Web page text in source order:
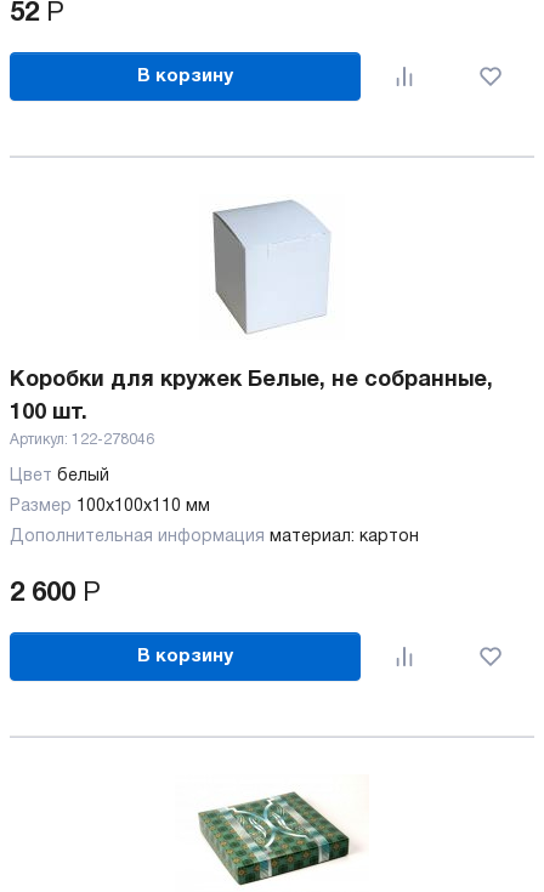
52 Р
В корзину
Коробки для кружек Белые, не собранные,
100 шт.
Артикул: 122-278046
Цвет белый
Размер 100х100x110 мм
Дополнительная информация материал: картон
2 600 Р
В корзину